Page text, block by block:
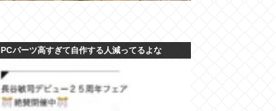
PCパーツ高すぎて自作する人減ってるよな